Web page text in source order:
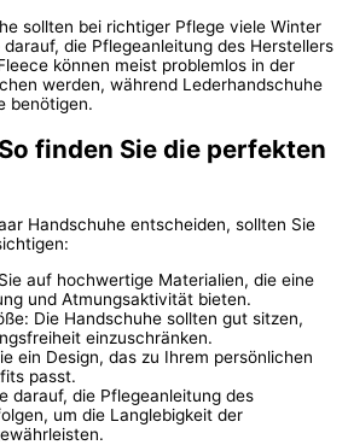
sollten bei richtiger Pflege viele Winter
die Pflegeanleitung des Herstellers
können meist problemlos in der
werden, während Lederhandschuhe
benötigen.
finden Sie die perfekten
Handschuhe entscheiden, sollten Sie
auf hochwertige Materialien, die eine
und Atmungsaktivität bieten.
Die Handschuhe sollten gut sitzen,
einzuschränken.
ein Design, das zu Ihrem persönlichen
passt.
darauf, die Pflegeanleitung des
um die Langlebigkeit der